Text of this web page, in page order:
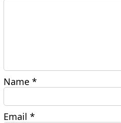
Name*
Email*